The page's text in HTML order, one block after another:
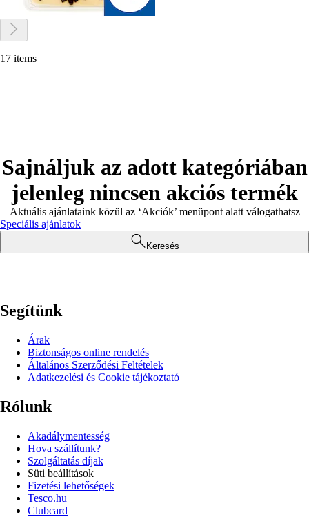
17 items
Sajnáljuk az adott kategóriában
jelenleg nincsen akciós termék
Aktuális ajánlataink közül az ‘Akciók’ menüpont alatt válogathatsz
Speciális ajánlatok
Keresés
Segítünk
Árak
Biztonságos online rendelés
Általános Szerződési Feltételek
Adatkezelési és Cookie tájékoztató
Rólunk
Akadálymentesség
Hova szállítunk?
Szolgáltatás díjak
Süti beállítások
Fizetési lehetőségek
Tesco.hu
Clubcard